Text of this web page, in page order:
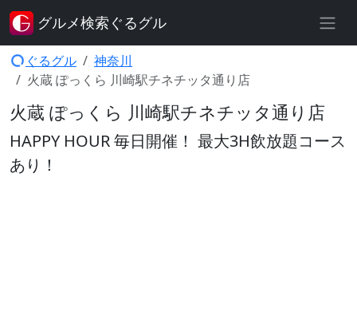
ぐるグル
神奈川
火蔵 ぽっくら 川崎駅チネチッタ通り店
火蔵 ぽっくら 川崎駅チネチッタ通り店
HAPPY HOUR 毎日開催！ 最大3H飲放題コース
あり！
グルメ検索ぐるグル